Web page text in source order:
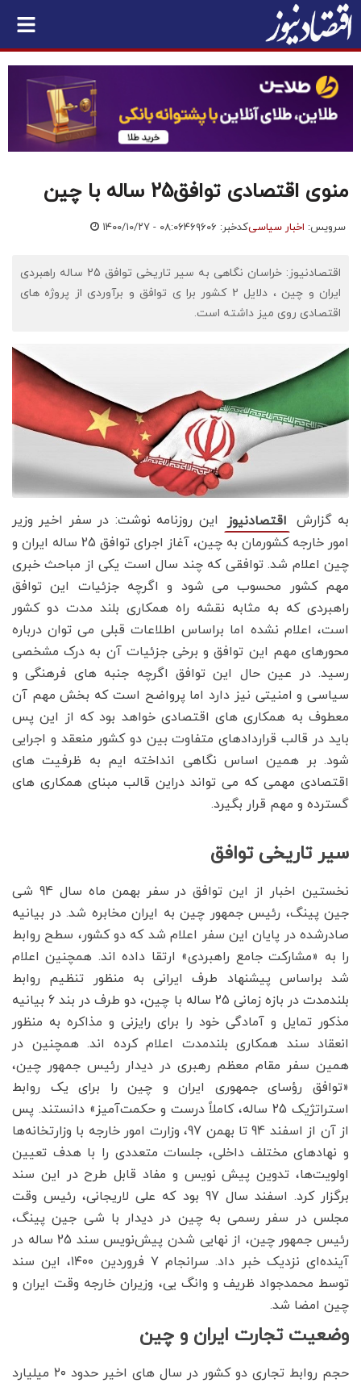
منوی اقتصادی توافق25 ساله با چین
سرویس: اخبار سیاسیکدخبر: ۴۶۹۶۰۶ ۱۴۰۰/۱۰/۲۷ - ۰۸:۰۶
اقتصادنیوز: خراسان نگاهی به سیر تاریخی توافق 25 ساله راهبردی
ایران و چین ، دلایل 2 کشور برا ی توافق و برآوردی از پروژه های
اقتصادی روی میز داشته است.
به گزارش اقتصادنیوز
این روزنامه نوشت: در سفر اخیر وزیر
امور خارجه کشورمان به چین، آغاز اجرای توافق 25 ساله ایران و
چین اعلام شد. توافقی که چند سال است یکی از مباحث خبری
مهم کشور محسوب می شود و اگرچه جزئیات این توافق
راهبردی که به مثابه نقشه راه همکاری بلند مدت دو کشور
است، اعلام نشده اما براساس اطلاعات قبلی می توان درباره
محورهای مهم این توافق و برخی جزئیات آن به درک مشخصی
رسید. در عین حال این توافق اگرچه جنبه های فرهنگی و
سیاسی و امنیتی نیز دارد اما پرواضح است که بخش مهم آن
معطوف به همکاری های اقتصادی خواهد بود که از این پس
باید در قالب قراردادهای متفاوت بین دو کشور منعقد و اجرایی
شود. بر همین اساس نگاهی انداخته ایم به ظرفیت های
اقتصادی مهمی که می تواند دراین قالب مبنای همکاری های
گسترده و مهم قرار بگیرد.
سیر تاریخی توافق
نخستین اخبار از این توافق در سفر بهمن ماه سال 94 شی
جین پینگ، رئیس جمهور چین به ایران مخابره شد. در بیانیه
صادرشده در پایان این سفر اعلام شد که دو کشور، سطح روابط
را به «مشارکت جامع راهبردی» ارتقا داده اند. همچنین اعلام
شد براساس پیشنهاد طرف ایرانی به منظور تنظیم روابط
بلندمدت در بازه زمانی 25 ساله با چین، دو طرف در بند 6 بیانیه
مذکور تمایل و آمادگی خود را برای رایزنی و مذاکره به منظور
انعقاد سند همکاری بلندمدت اعلام کرده اند. همچنین در
همین سفر مقام معظم رهبری در دیدار رئیس جمهور چین،
«توافق رؤسای جمهوری ایران و چین را برای یک روابط
استراتژیک 25 ساله، کاملاً درست و حکمت‌آمیز» دانستند. پس
از آن از اسفند 94 تا بهمن 97، وزارت امور خارجه با وزارتخانه‌ها
و نهادهای مختلف داخلی، جلسات متعددی را با هدف تعیین
اولویت‌ها، تدوین پیش نویس و مفاد قابل طرح در این سند
برگزار کرد. اسفند سال 97 بود که علی لاریجانی، رئیس وقت
مجلس در سفر رسمی به چین در دیدار با شی جین پینگ،
رئیس جمهور چین، از نهایی شدن پیش‌نویس سند 25 ساله در
آینده‌ای نزدیک خبر داد. سرانجام ۷ فروردین ۱۴۰۰، این سند
توسط محمدجواد ظریف و وانگ یی، وزیران خارجه وقت ایران و
چین امضا شد.
وضعیت تجارت ایران و چین
حجم روابط تجاری دو کشور در سال های اخیر حدود ۲۰ میلیارد